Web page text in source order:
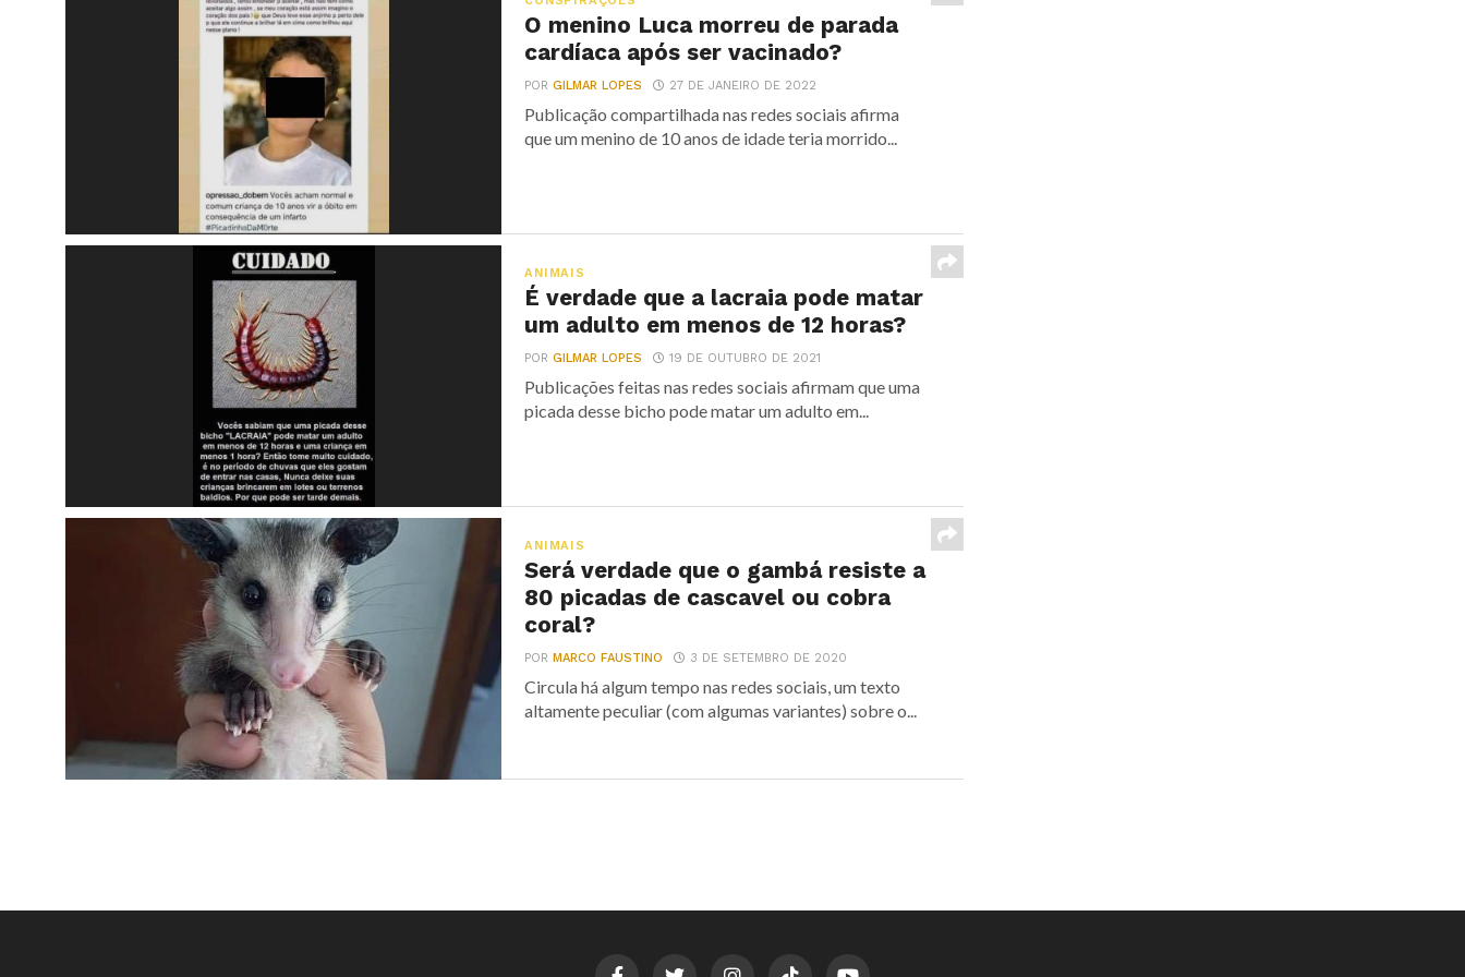
O menino Luca morreu de parada
cardíaca após ser vacinado?
PORGILMAR LOPES 27 DE JANEIRO DE 2022
Publicação compartilhada nas redes sociais afirma
que um menino de 10 anos de idade teria morrido...
ANIMAIS
É verdade que a lacraia pode matar
um adulto em menos de 12 horas?
PORGILMAR LOPES 19 DE OUTUBRO DE 2021
Publicações feitas nas redes sociais afirmam que uma
picada desse bicho pode matar um adulto em...
ANIMAIS
Será verdade que o gambá resiste a
80 picadas de cascavel ou cobra
coral?
POR MARCO FAUSTINO 3 DE SETEMBRO DE 2020
Circula há algum tempo nas redes sociais, um texto
altamente peculiar (com algumas variantes) sobre o...